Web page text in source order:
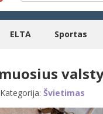
ELTA Sportas
Kategorija: Švietimas